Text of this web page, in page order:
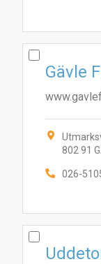
Gävle
802 91
026-